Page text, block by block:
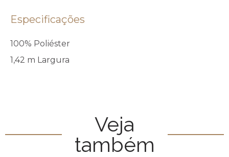
Especificações
100% Poliéster
1,42 m Largura
Veja
também